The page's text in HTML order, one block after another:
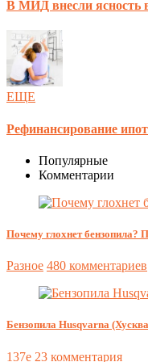
В МИД внесли ясность
ЕЩЕ
Рефинансирование
Популярные
Комментарии
Почему глохнет бензопила?
Разное 480 комментариев
Бензопила Husqvarna
137e 23 комментария